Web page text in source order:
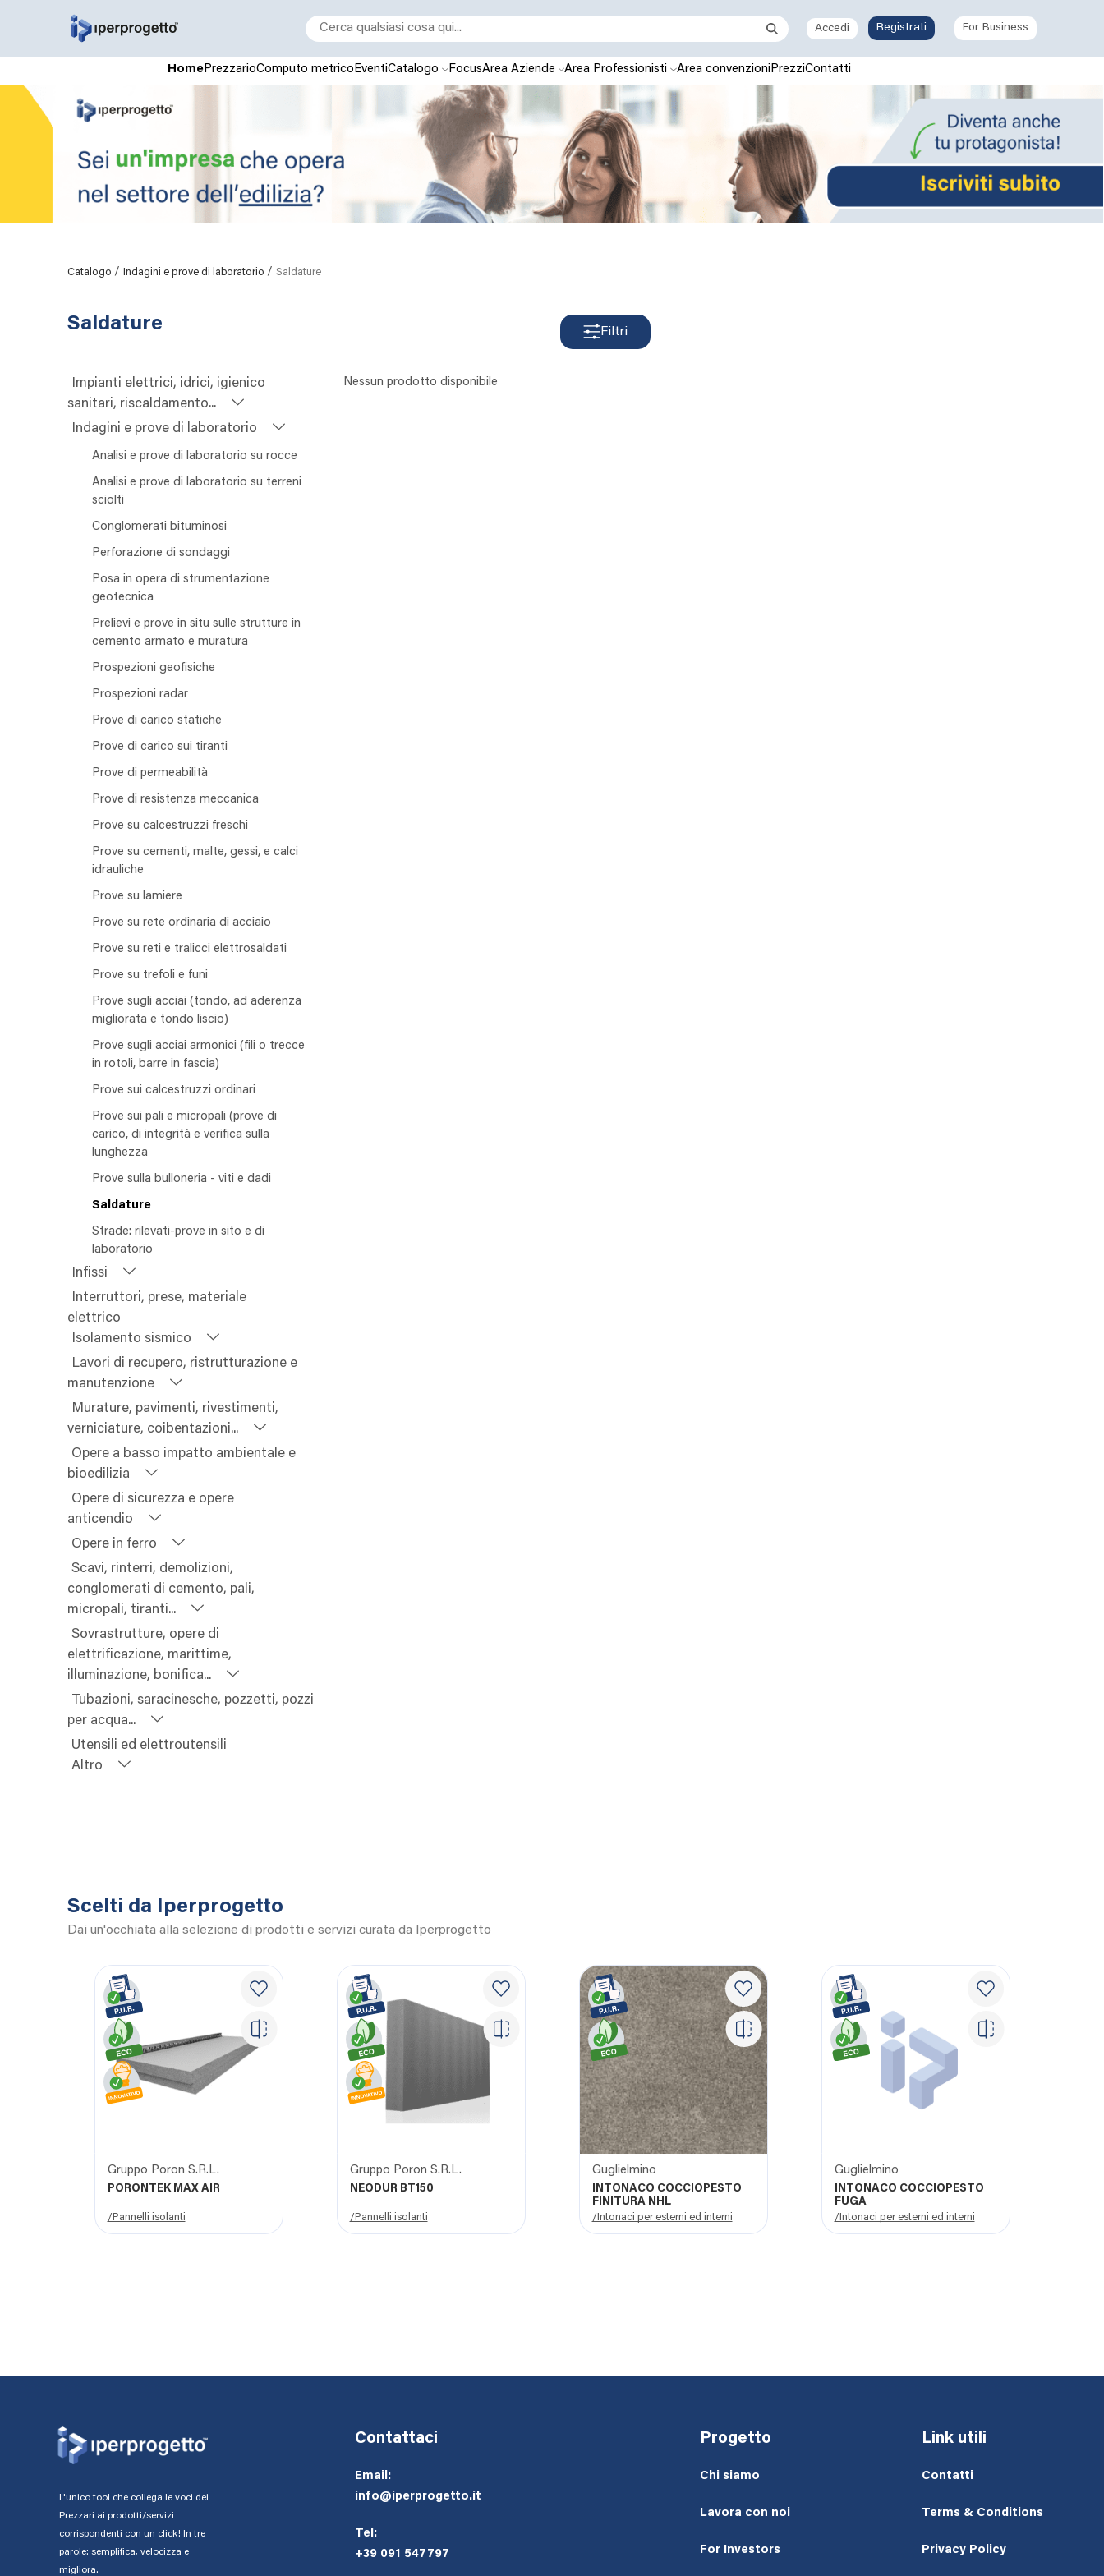
Accedi Registrati For Business
HomePrezzarioComputo metricoEventiCatalogo FocusArea Aziende Area Professionisti Area convenzioniPrezziContatti
Catalogo / Indagini e prove di laboratorio / Saldature
Saldature Filtri
Impianti elettrici, idrici, igienico
sanitari, riscaldamento...
Indagini e prove di laboratorio
Analisi e prove di laboratorio su rocce
Analisi e prove di laboratorio su terreni
sciolti
Conglomerati bituminosi
Perforazione di sondaggi
Posa in opera di strumentazione
geotecnica
Prelievi e prove in situ sulle strutture in
cemento armato e muratura
Prospezioni geofisiche
Prospezioni radar
Prove di carico statiche
Prove di carico sui tiranti
Prove di permeabilità
Prove di resistenza meccanica
Prove su calcestruzzi freschi
Prove su cementi, malte, gessi, e calci
idrauliche
Prove su lamiere
Prove su rete ordinaria di acciaio
Prove su reti e tralicci elettrosaldati
Prove su trefoli e funi
Prove sugli acciai (tondo, ad aderenza
migliorata e tondo liscio)
Prove sugli acciai armonici (fili o trecce
in rotoli, barre in fascia)
Prove sui calcestruzzi ordinari
Prove sui pali e micropali (prove di
carico, di integrità e verifica sulla
lunghezza
Prove sulla bulloneria - viti e dadi
Saldature
Strade: rilevati-prove in sito e di
laboratorio
Infissi
Interruttori, prese, materiale
elettrico
Isolamento sismico
Lavori di recupero, ristrutturazione e
manutenzione
Murature, pavimenti, rivestimenti,
verniciature, coibentazioni...
Opere a basso impatto ambientale e
bioedilizia
Opere di sicurezza e opere
anticendio
Opere in ferro
Scavi, rinterri, demolizioni,
conglomerati di cemento, pali,
micropali, tiranti...
Sovrastrutture, opere di
elettrificazione, marittime,
illuminazione, bonifica...
Tubazioni, saracinesche, pozzetti, pozzi
per acqua...
Utensili ed elettroutensili
Altro
Nessun prodotto disponibile
Scelti da Iperprogetto
Dai un'occhiata alla selezione di prodotti e servizi curata da Iperprogetto
Gruppo Poron S.R.L.
PORONTEK MAX AIR
/Pannelli isolanti
Gruppo Poron S.R.L.
NEODUR BT150
/Pannelli isolanti
Guglielmino
INTONACO COCCIOPESTO
FINITURA NHL
/Intonaci per esterni ed interni
Guglielmino
INTONACO COCCIOPESTO
FUGA
/Intonaci per esterni ed interni
L'unico tool che collega le voci dei
Prezzari ai prodotti/servizi
corrispondenti con un click! In tre
parole: semplifica, velocizza e
migliora.
Contattaci
Email:
info@iperprogetto.it
Tel:
+39 091 547797
Progetto
Chi siamo
Lavora con noi
For Investors
Link utili
Contatti
Terms & Conditions
Privacy Policy